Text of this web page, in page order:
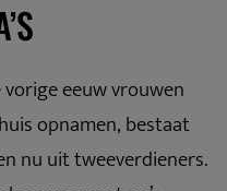
eeuw vrouwen
opnamen, bestaat
nu uit tweeverdieners.